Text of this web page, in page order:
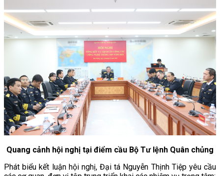
Quang cảnh hội nghị tại điểm cầu Bộ Tư lệnh Quân chủng
Phát biểu kết luận hội nghị, Đại tá Nguyễn Thịnh Tiệp yêu cầu